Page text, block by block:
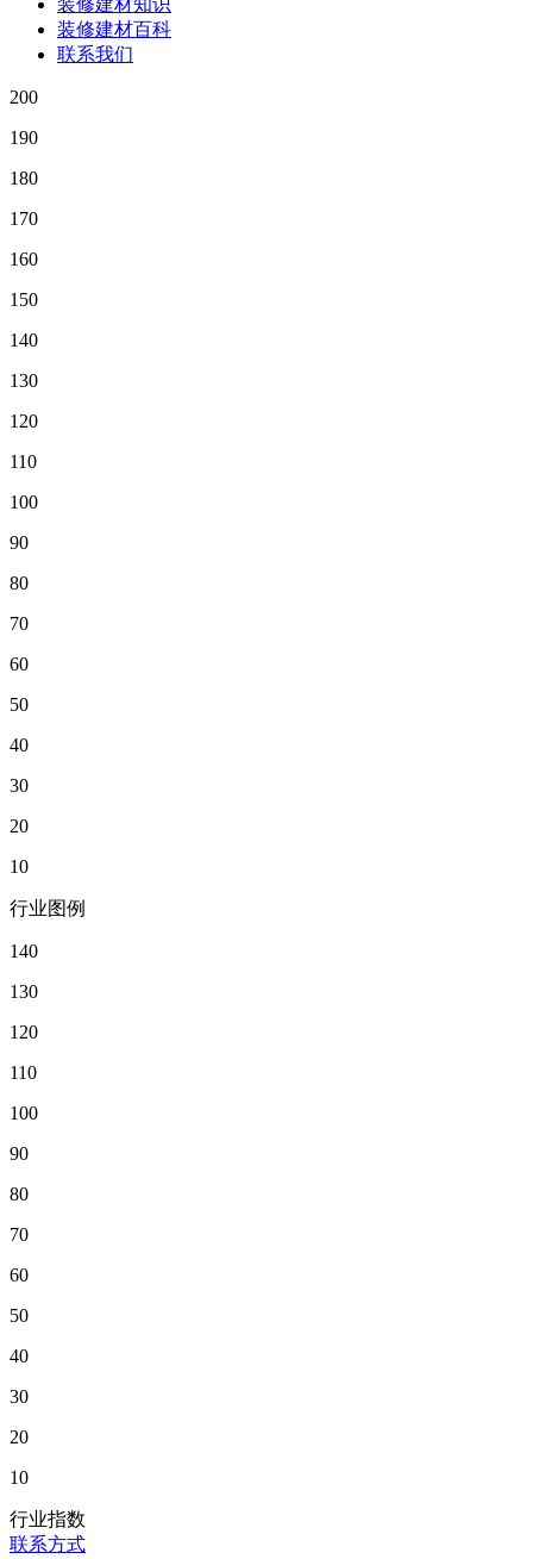
装修建材百科
联系我们
200
190
180
170
160
150
140
130
120
110
100
90
80
70
60
50
40
30
20
10
行业图例
140
130
120
110
100
90
80
70
60
50
40
30
20
10
行业指数
联系方式